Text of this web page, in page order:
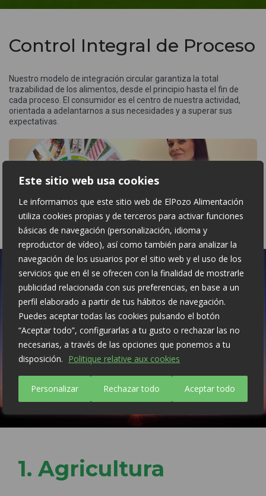
Este sitio web usa cookies
Le informamos que este sitio web de ElPozo Alimentación
utiliza cookies propias y de terceros para activar funciones
básicas de navegación (personalización, idioma y
reproductor de vídeo), así como también para analizar la
navegación de los usuarios por el sitio web y el uso de los
servicios que en él se ofrecen con la finalidad de mostrarle
publicidad relacionada con sus preferencias, en base a un
perfil elaborado a partir de tus hábitos de navegación.
Puedes aceptar todas las cookies pulsando el botón
“Aceptar todo”, configurarlas a tu gusto o rechazar las no
necesarias, a través de las opciones que ponemos a tu
disposición. Politique relative aux cookies
Personalizar Rechazar todo Aceptar todo
Control Integral de Proceso
Nuestro modelo de integración circular garantiza la total
trazabilidad de los alimentos, desde el principio hasta el fin de
cada proceso. El consumidor es el centro de nuestra actividad,
orientada a adelantarnos a sus necesidades y a superar sus
expectativas.
1. Agricultura